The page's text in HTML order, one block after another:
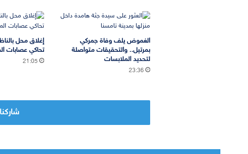
الغموض يلف وفاة جمركي
بمرتيل.. والتحقيقات متواصلة
لتحديد الملابسات
23:36
إغلاق محل
تحاكي عصابات
21:05